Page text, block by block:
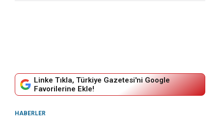
Linke Tıkla, Türkiye Gazetesi'ni Google
Favorilerine Ekle!
HABERLER